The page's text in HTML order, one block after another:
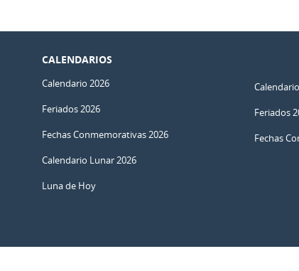
CALENDARIOS
Calendario 2026
Feriados 2026
Fechas Conmemorativas 2026
Calendario Lunar 2026
Luna de Hoy
Feriados
Fechas